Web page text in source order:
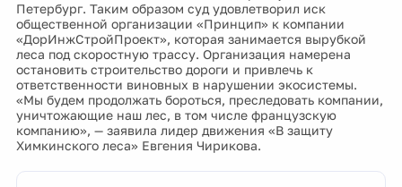
Петербург. Таким образом суд удовлетворил иск
общественной организации «Принцип» к компании
«ДорИнжСтройПроект», которая занимается вырубкой
леса под скоростную трассу. Организация намерена
остановить строительство дороги и привлечь к
ответственности виновных в нарушении экосистемы.
«Мы будем продолжать бороться, преследовать компании,
уничтожающие наш лес, в том числе французскую
компанию», — заявила лидер движения «В защиту
Химкинского леса» Евгения Чирикова.